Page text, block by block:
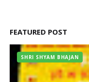
FEATURED POST
SHRI SHYAM BHAJAN